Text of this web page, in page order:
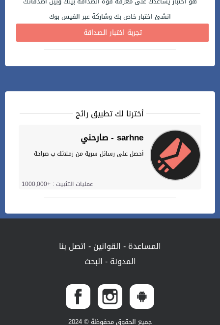
انشئ اختبار خاص بك وشاركة عبر الفيس بوك
تجربة اختبار الصداقة
أخترنا لك تطبيق رائج
صارحني - sarhne
أحصل على رسائل سرية من زملائك ب صراحة
عمليات التثبيت : +1000,000
المساعدة- القوانين- اتصل بنا
المدونة- البحث
جميع الحقوق محفوظة © 2024